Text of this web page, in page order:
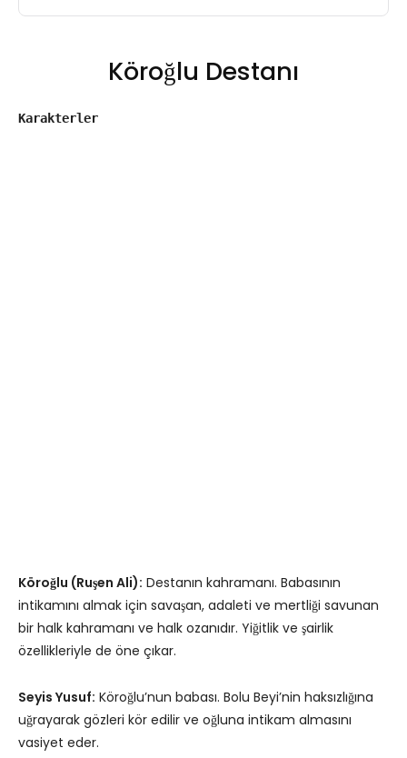
Köroğlu Destanı
Karakterler
Köroğlu (Ruşen Ali): Destanın kahramanı. Babasının
intikamını almak için savaşan, adaleti ve mertliği savunan
bir halk kahramanı ve halk ozanıdır. Yiğitlik ve şairlik
özellikleriyle de öne çıkar.
Seyis Yusuf: Köroğlu’nun babası. Bolu Beyi’nin haksızlığına
uğrayarak gözleri kör edilir ve oğluna intikam almasını
vasiyet eder.